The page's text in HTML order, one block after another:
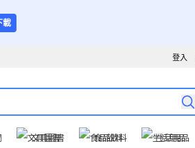
載
登入
文具圖書 食品飲料 生活用品